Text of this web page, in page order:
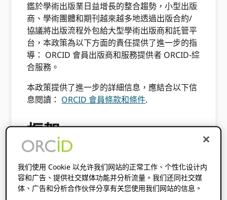
鑑於學術出版業日益增長的整合趨勢，小型出版
商、學術團體和期刊越來越多地透過出版合約/
協議將出版流程外包給大型學術出版商和託管平
台，本政策為以下方面的責任提供了進一步的指
導： ORCID 會員出版商和服務提供者 ORCID-綜
合服務。
本政策提供了進一步的詳細信息，應結合以下信
息閱讀： ORCID 會員條款和條件.
框架
的心 ORCID的服務是研究者選擇與 ORCID保持
研究人員的信任對於維持和提高研究人員參與至
關重要。 ORCID，進而增加 ORCID 為學術界提
我们使用 Cookie 以允许我们网站的正常工作、个性化设计内
容和广告、提供社交媒体功能并分析流量。我们还同社交媒
体、广告和分析合作伙伴分享有关您使用我们网站的信息。